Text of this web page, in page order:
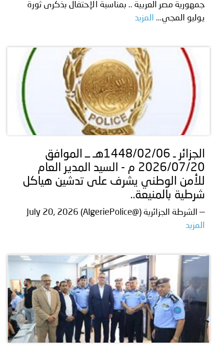
جمهورية مصر العربية .. بمناسبة الإحتفال بذكرى ثورة
يوليو المجي...
المزيد
الجزائر ـ 1448/02/06هـ ــ الموافق
2026/07/20 م - السيد المدير العام
للأمن الوطني يشرف على تدشين هياكل
شرطية بالمنيعة..
— الشرطة الجزائرية (@AlgeriePolice) July 20, 2026
المزيد